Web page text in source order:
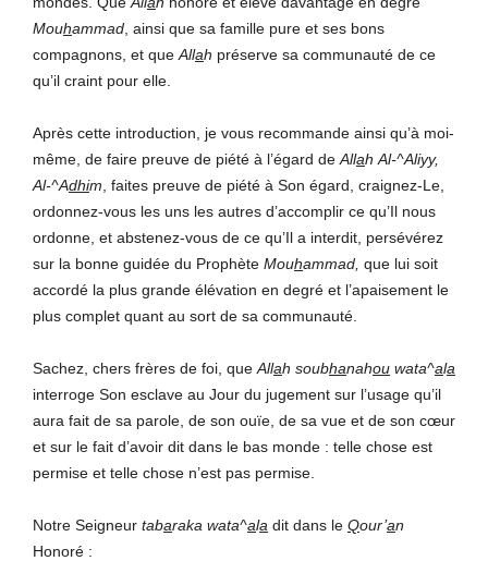
Mouhammad , ainsi que sa famille pure et ses bons
compagnons, et que Allah préserve sa communauté de ce
qu’il craint pour elle.
Après cette introduction, je vous recommande ainsi qu’à moi-
même, de faire preuve de piété à l’égard de Allah Al-^Aliyy,
Al-^Adhim , faites preuve de piété à Son égard, craignez-Le,
ordonnez-vous les uns les autres d’accomplir ce qu’Il nous
ordonne, et abstenez-vous de ce qu’Il a interdit, persévérez
sur la bonne guidée du Prophète Mouhammad, que lui soit
accordé la plus grande élévation en degré et l’apaisement le
plus complet quant au sort de sa communauté.
Sachez, chers frères de foi, que Allah soubhanahou wata^ala
interroge Son esclave au Jour du jugement sur l’usage qu’il
aura fait de sa parole, de son ouïe, de sa vue et de son cœur
et sur le fait d’avoir dit dans le bas monde : telle chose est
permise et telle chose n’est pas permise.
Notre Seigneur tabaraka wata^ala dit dans le Qour’an
Honoré :